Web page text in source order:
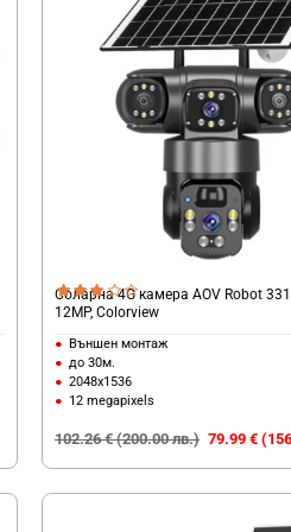
Соларна 4G камера AOV Robot
12MP, Colorview
Външен монтаж
до 30м.
2048х1536
12 megapixels
79.99 €
102.26 € (200.00 лв.)